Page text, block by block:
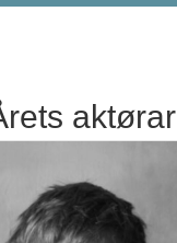
aktørar